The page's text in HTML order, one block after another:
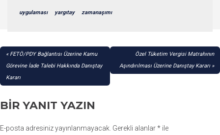
uygulaması yargıtay zamanaşımı
YAZI
GEZINMESI
FETÖ/PDY Bağlantısı Üzerine Kamu
Görevine İade Talebi Hakkında Danıştay
Kararı
Özel Tüketim Vergisi Matrahının
Aşındırılması Üzerine Danıştay Kararı
BIR YANIT YAZIN
E-posta adresiniz yayınlanmayacak. Gerekli alanlar* ile